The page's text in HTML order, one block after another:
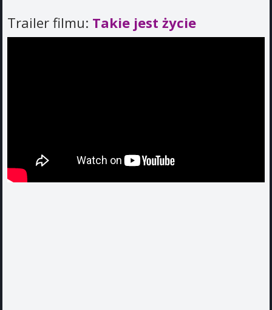
Trailer filmu: Takie jest życie